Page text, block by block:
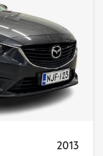
2013